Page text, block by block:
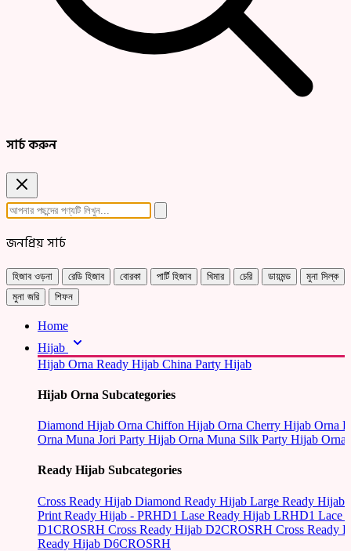
সার্চ করুন
জনপ্রিয় সার্চ
হিজাব ওড়না রেডি হিজাব বোরকা পার্টি হিজাব খিমার চেরি ডায়মন্ড
মুনা সিল্ক
মুনা জরি
শিফন
Home
Hijab
Hijab Orna Ready Hijab China Party Hijab
Hijab Orna Subcategories
Diamond Hijab Orna Chiffon Hijab Orna Cherry Hijab Orna
Orna Muna Jori Party Hijab Orna Muna Silk Party Hijab Orna
Ready Hijab Subcategories
Cross Ready Hijab Diamond Ready Hijab Large Ready Hijab
Print Ready Hijab - PRHD1 Lase Ready Hijab LRHD1 Lace
D1CROSRH Cross Ready Hijab D2CROSRH Cross Ready
Ready Hijab D6CROSRH